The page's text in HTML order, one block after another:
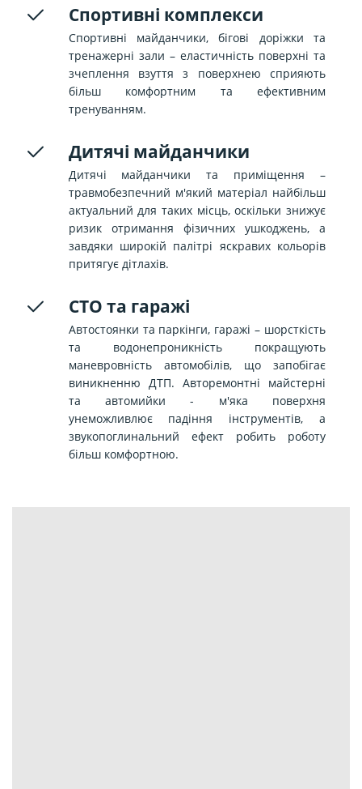
Спортивні комплекси
Спортивні майданчики, бігові доріжки та
тренажерні зали – еластичність поверхні та
зчеплення взуття з поверхнею сприяють
більш комфортним та ефективним
тренуванням.
Дитячі майданчики
Дитячі майданчики та приміщення –
травмобезпечний м'який матеріал найбільш
актуальний для таких місць, оскільки знижує
ризик отримання фізичних ушкоджень, а
завдяки широкій палітрі яскравих кольорів
притягує дітлахів.
СТО та гаражі
Автостоянки та паркінги, гаражі – шорсткість
та водонепроникність покращують
маневровність автомобілів, що запобігає
виникненню ДТП. Авторемонтні майстерні
та автомийки - м'яка поверхня
унеможливлює падіння інструментів, а
звукопоглинальний ефект робить роботу
більш комфортною.